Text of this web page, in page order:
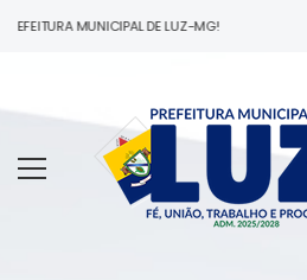
MUNICIPAL DE LUZ-MG!